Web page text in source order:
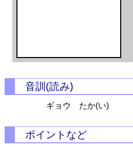
音訓(読み)
ギョウ たか(い)
ポイントなど